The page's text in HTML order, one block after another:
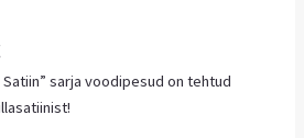
sarja voodipesud on tehtud